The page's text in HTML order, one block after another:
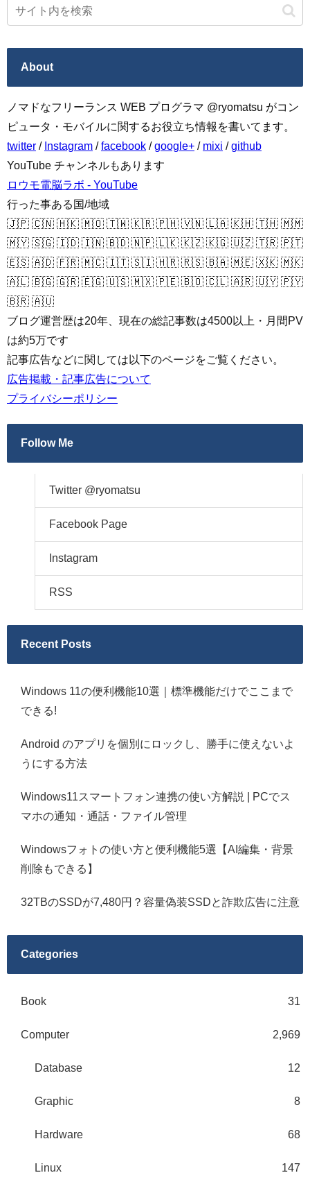
About
ノマドなフリーランス WEB プログラマ @ryomatsu がコン
ピュータ・モバイルに関するお役立ち情報を書いてます。
twitter / Instagram /facebook /google+ / mixi /github
YouTube チャンネルもあります
ロウモ電脳ラボ - YouTube
行った事ある国/地域
🇯🇵 🇨🇳 🇭🇰 🇲🇴 🇹🇼 🇰🇷 🇵🇭 🇻🇳 🇱🇦 🇰🇭 🇹🇭 🇲🇲
🇲🇾 🇸🇬 🇮🇩 🇮🇳 🇧🇩 🇳🇵 🇱🇰 🇰🇿 🇰🇬 🇺🇿 🇹🇷 🇵🇹
🇪🇸 🇦🇩 🇫🇷 🇲🇨 🇮🇹 🇸🇮 🇭🇷 🇷🇸 🇧🇦 🇲🇪 🇽🇰 🇲🇰
🇦🇱 🇧🇬 🇬🇷 🇪🇬 🇺🇸 🇲🇽 🇵🇪 🇧🇴 🇨🇱 🇦🇷 🇺🇾 🇵🇾
🇧🇷 🇦🇺
ブログ運営歴は20年、現在の総記事数は4500以上・月間PV
は約5万です
記事広告などに関しては以下のページをご覧ください。
広告掲載・記事広告について
プライバシーポリシー
Follow Me
Twitter @ryomatsu
Facebook Page
Instagram
RSS
Recent Posts
Windows 11の便利機能10選｜標準機能だけでここまで
できる!
Android のアプリを個別にロックし、勝手に使えないよ
うにする方法
Windows11スマートフォン連携の使い方解説 | PCでス
マホの通知・通話・ファイル管理
Windowsフォトの使い方と便利機能5選【AI編集・背景
削除もできる】
32TBのSSDが7,480円？容量偽装SSDと詐欺広告に注意
Categories
Book 31
Computer 2,969
Database 12
Graphic 8
Hardware 68
Linux 147